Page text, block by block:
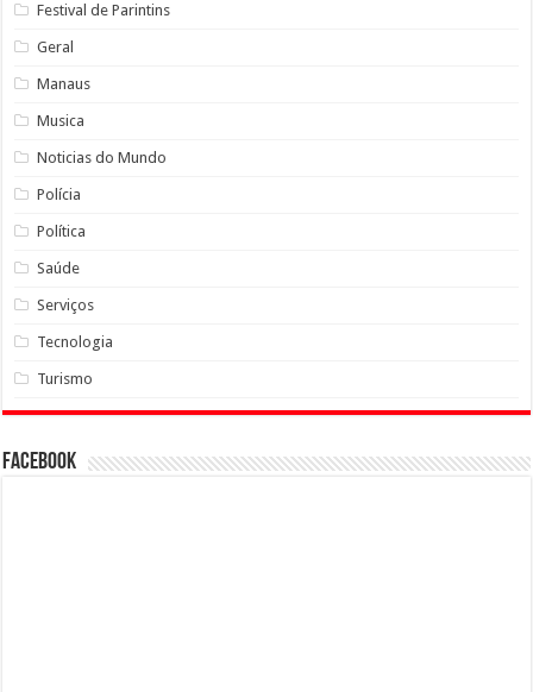
Festival de Parintins
Geral
Manaus
Musica
Noticias do Mundo
Polícia
Política
Saúde
Serviços
Tecnologia
Turismo
Facebook